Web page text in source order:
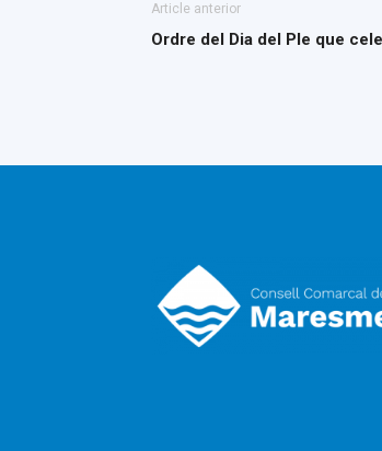
Article anterior
Ordre del Dia del Ple que